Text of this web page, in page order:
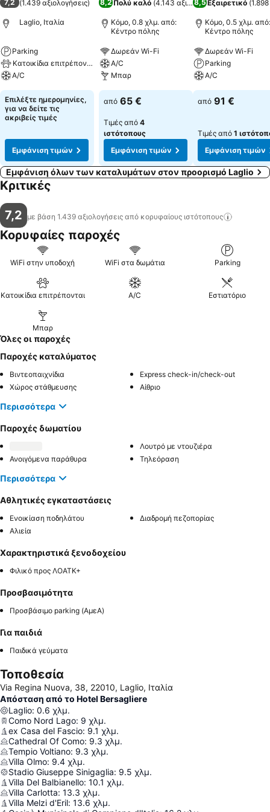
7,2 (1.439 αξιολογήσεις)
Laglio, Ιταλία
Parking
Κατοικίδια επιτρέπονται
A/C
Επιλέξτε ημερομηνίες,
για να δείτε τις
ακριβείς τιμές
Εμφάνιση τιμών
8,2 Πολύ καλό (4.143 αξιολογήσεις)
Κόμο, 0.8 χλμ. από:
Κέντρο πόλης
Δωρεάν Wi-Fi
A/C
Μπαρ
από 65 €
Τιμές από 4
ιστότοπους
Εμφάνιση τιμών
8,5Εξαιρετικό (1.898
Κόμο, 0.5 χλμ. από:
Κέντρο πόλης
Δωρεάν Wi-Fi
Parking
A/C
από 91 €
Τιμές από 1
Εμφάνιση τιμών
Εμφάνιση όλων των καταλυμάτων στον προορισμό Laglio
Κριτικές
7,2 με βάση 1.439 αξιολογήσεις από κορυφαίους ιστότοπους
Κορυφαίες παροχές
WiFi στην υποδοχή WiFi στα δωμάτια Parking
Κατοικίδια επιτρέπονται A/C Εστιατόριο
Μπαρ
Όλες οι παροχές
Παροχές καταλύματος
Βιντεοπαιχνίδια
Express check-in/check-out
Χώρος στάθμευσης
Αίθριο
Περισσότερα
Παροχές δωματίου
Λουτρό με ντουζιέρα
Ανοιγόμενα παράθυρα
Τηλεόραση
Περισσότερα
Αθλητικές εγκαταστάσεις
Ενοικίαση ποδηλάτου
Διαδρομή πεζοπορίας
Αλιεία
Χαρακτηριστικά ξενοδοχείου
Φιλικό προς ΛΟΑΤΚ+
Προσβασιμότητα
Προσβάσιμο parking (ΑμεΑ)
Για παιδιά
Παιδικά γεύματα
Τοποθεσία
Via Regina Nuova, 38, 22010, Laglio, Ιταλία
Απόσταση από το Hotel Bersagliere
Laglio: 0.6 χλμ.
Como Nord Lago: 9 χλμ.
ex Casa del Fascio: 9.1 χλμ.
Cathedral Of Como: 9.3 χλμ.
Tempio Voltiano: 9.3 χλμ.
Villa Olmo: 9.4 χλμ.
Stadio Giuseppe Sinigaglia: 9.5 χλμ.
Villa Del Balbianello: 10.1 χλμ.
Villa Carlotta: 13.3 χλμ.
Villa Melzi d'Eril: 13.6 χλμ.